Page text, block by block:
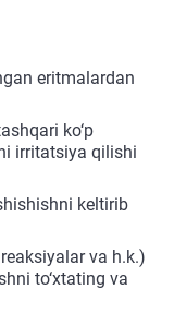
eritmalardan
ko‘p
irritatsiya qilishi
keltirib
va h.k.)
to‘xtating va